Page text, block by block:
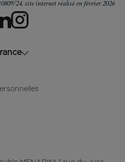
24, site internet réalisé en février 2026